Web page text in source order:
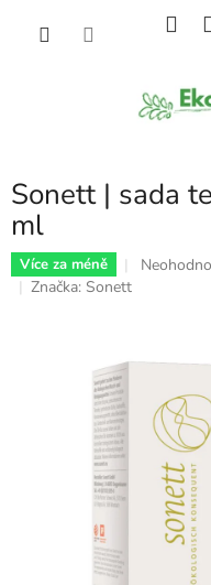
Sonett | sada
ml
Více za méně
Průměrné
z
hvězdiček.
Značka: Sonett